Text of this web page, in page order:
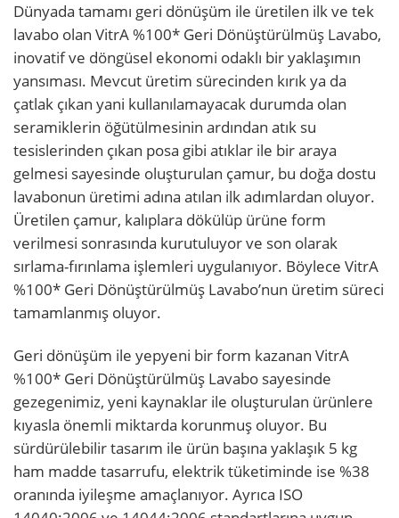
Dünyada tamamı geri dönüşüm ile üretilen ilk ve tek
lavabo olan VitrA %100* Geri Dönüştürülmüş Lavabo,
inovatif ve döngüsel ekonomi odaklı bir yaklaşımın
yansıması. Mevcut üretim sürecinden kırık ya da
çatlak çıkan yani kullanılamayacak durumda olan
seramiklerin öğütülmesinin ardından atık su
tesislerinden çıkan posa gibi atıklar ile bir araya
gelmesi sayesinde oluşturulan çamur, bu doğa dostu
lavabonun üretimi adına atılan ilk adımlardan oluyor.
Üretilen çamur, kalıplara dökülüp ürüne form
verilmesi sonrasında kurutuluyor ve son olarak
sırlama-fırınlama işlemleri uygulanıyor. Böylece VitrA
%100* Geri Dönüştürülmüş Lavabo’nun üretim süreci
tamamlanmış oluyor.
Geri dönüşüm ile yepyeni bir form kazanan VitrA
%100* Geri Dönüştürülmüş Lavabo sayesinde
gezegenimiz, yeni kaynaklar ile oluşturulan ürünlere
kıyasla önemli miktarda korunmuş oluyor. Bu
sürdürülebilir tasarım ile ürün başına yaklaşık 5 kg
ham madde tasarrufu, elektrik tüketiminde ise %38
oranında iyileşme amaçlanıyor. Ayrıca ISO